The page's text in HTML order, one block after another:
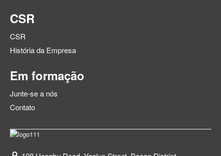
CSR
CSR
História da Empresa
Em formação
Junte-se a nós
Contato